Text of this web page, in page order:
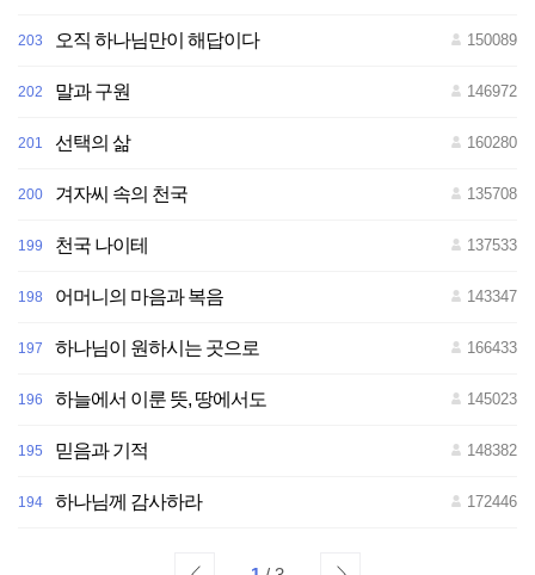
203 오직 하나님만이 해답이다 150089
202 말과 구원 146972
201 선택의 삶 160280
200 겨자씨 속의 천국 135708
199 천국 나이테 137533
198 어머니의 마음과 복음 143347
197 하나님이 원하시는 곳으로 166433
196 하늘에서 이룬 뜻, 땅에서도 145023
195 믿음과 기적 148382
194 하나님께 감사하라 172446